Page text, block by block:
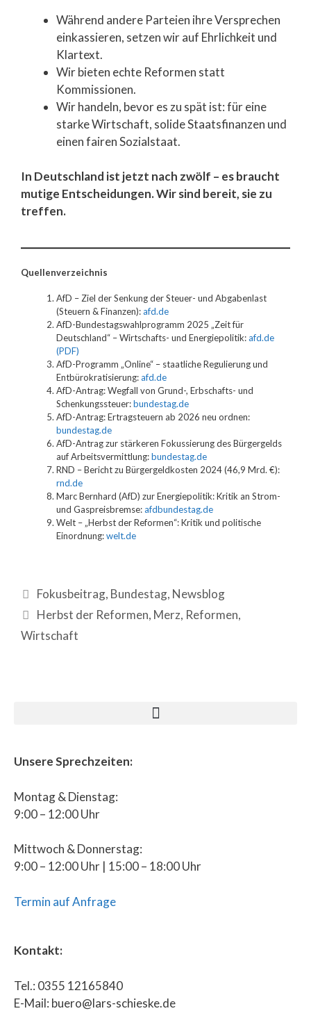
Während andere Parteien ihre Versprechen
einkassieren, setzen wir auf Ehrlichkeit und
Klartext.
Wir bieten echte Reformen statt
Kommissionen.
Wir handeln, bevor es zu spät ist: für eine
starke Wirtschaft, solide Staatsfinanzen und
einen fairen Sozialstaat.
In Deutschland ist jetzt nach zwölf – es braucht
mutige Entscheidungen. Wir sind bereit, sie zu
treffen.
Quellenverzeichnis
AfD – Ziel der Senkung der Steuer- und Abgabenlast
(Steuern & Finanzen):afd.de
AfD-Bundestagswahlprogramm 2025 „Zeit für
Deutschland“ – Wirtschafts- und Energiepolitik:afd.de
(PDF)
AfD-Programm „Online“ – staatliche Regulierung und
Entbürokratisierung:afd.de
AfD-Antrag: Wegfall von Grund-, Erbschafts- und
Schenkungssteuer:bundestag.de
AfD-Antrag: Ertragsteuern ab 2026 neu ordnen:
bundestag.de
AfD-Antrag zur stärkeren Fokussierung des Bürgergelds
auf Arbeitsvermittlung:bundestag.de
RND – Bericht zu Bürgergeldkosten 2024 (46,9 Mrd. €):
rnd.de
Marc Bernhard (AfD) zur Energiepolitik: Kritik an Strom-
und Gaspreisbremse:afdbundestag.de
Welt – „Herbst der Reformen“: Kritik und politische
Einordnung:welt.de
Fokusbeitrag, Bundestag, Newsblog
Herbst der Reformen, Merz, Reformen,
Wirtschaft
Unsere Sprechzeiten:
Montag & Dienstag:
9:00 – 12:00 Uhr
Mittwoch & Donnerstag:
9:00 – 12:00 Uhr | 15:00 – 18:00 Uhr
Termin auf Anfrage
Kontakt:
Tel.: 0355 12165840
E-Mail: buero@lars-schieske.de